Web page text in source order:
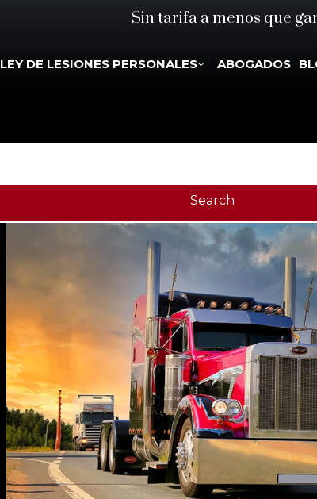
Sin tarifa a menos que
LEY DE LESIONES PERSONALES ABOGADOS
Search